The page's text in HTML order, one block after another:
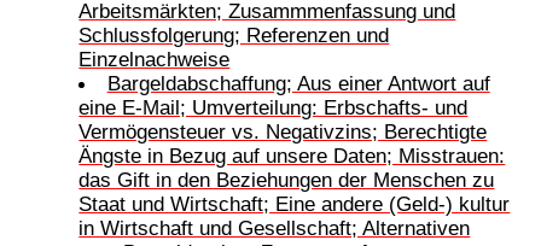
Arbeitsmärkten; Zusammmenfassung und
Schlussfolgerung; Referenzen und
Einzelnachweise
Bargeldabschaffung; Aus einer Antwort auf
eine E-Mail; Umverteilung: Erbschafts- und
Vermögensteuer vs. Negativzins; Berechtigte
Ängste in Bezug auf unsere Daten; Misstrauen:
das Gift in den Beziehungen der Menschen zu
Staat und Wirtschaft; Eine andere (Geld-) kultur
in Wirtschaft und Gesellschaft; Alternativen